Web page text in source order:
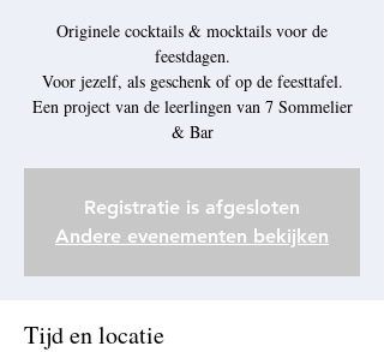
Originele cocktails & mocktails voor de
feestdagen.
Voor jezelf, als geschenk of op de feesttafel.
Een project van de leerlingen van 7 Sommelier
& Bar
Registratie is afgesloten
Andere evenementen bekijken
Tijd en locatie